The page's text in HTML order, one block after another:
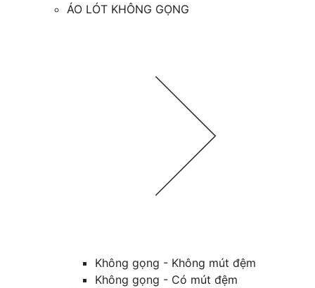
ÁO LÓT KHÔNG GỌNG
Không gọng - Không mút đệm
Không gọng - Có mút đệm